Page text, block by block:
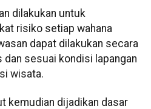
dilakukan untuk
risiko setiap wahana
dapat dilakukan secara
dan sesuai kondisi lapangan
wisata.
kemudian dijadikan dasar